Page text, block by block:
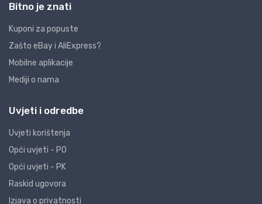
Bitno je znati
Kuponi za popuste
Zašto eBay i AliExpress?
Mobilne aplikacije
Mediji o nama
Uvjeti i odredbe
Uvjeti korištenja
Opći uvjeti - PO
Opći uvjeti - PK
Raskid ugovora
Izjava o privatnosti